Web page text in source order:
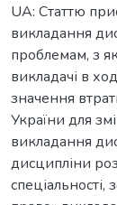
UA: Статтю
викладання
проблемам, з
викладачі в
значення
України для
викладання
дисципліни
спеціальності,